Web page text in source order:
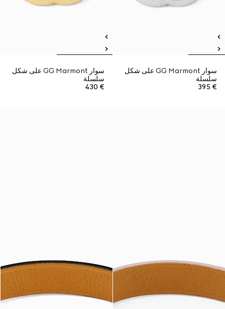
سوار GG Marmont على شكل
سلسلة
€ 395
سوار GG Marmont على شكل
سلسلة
€ 430